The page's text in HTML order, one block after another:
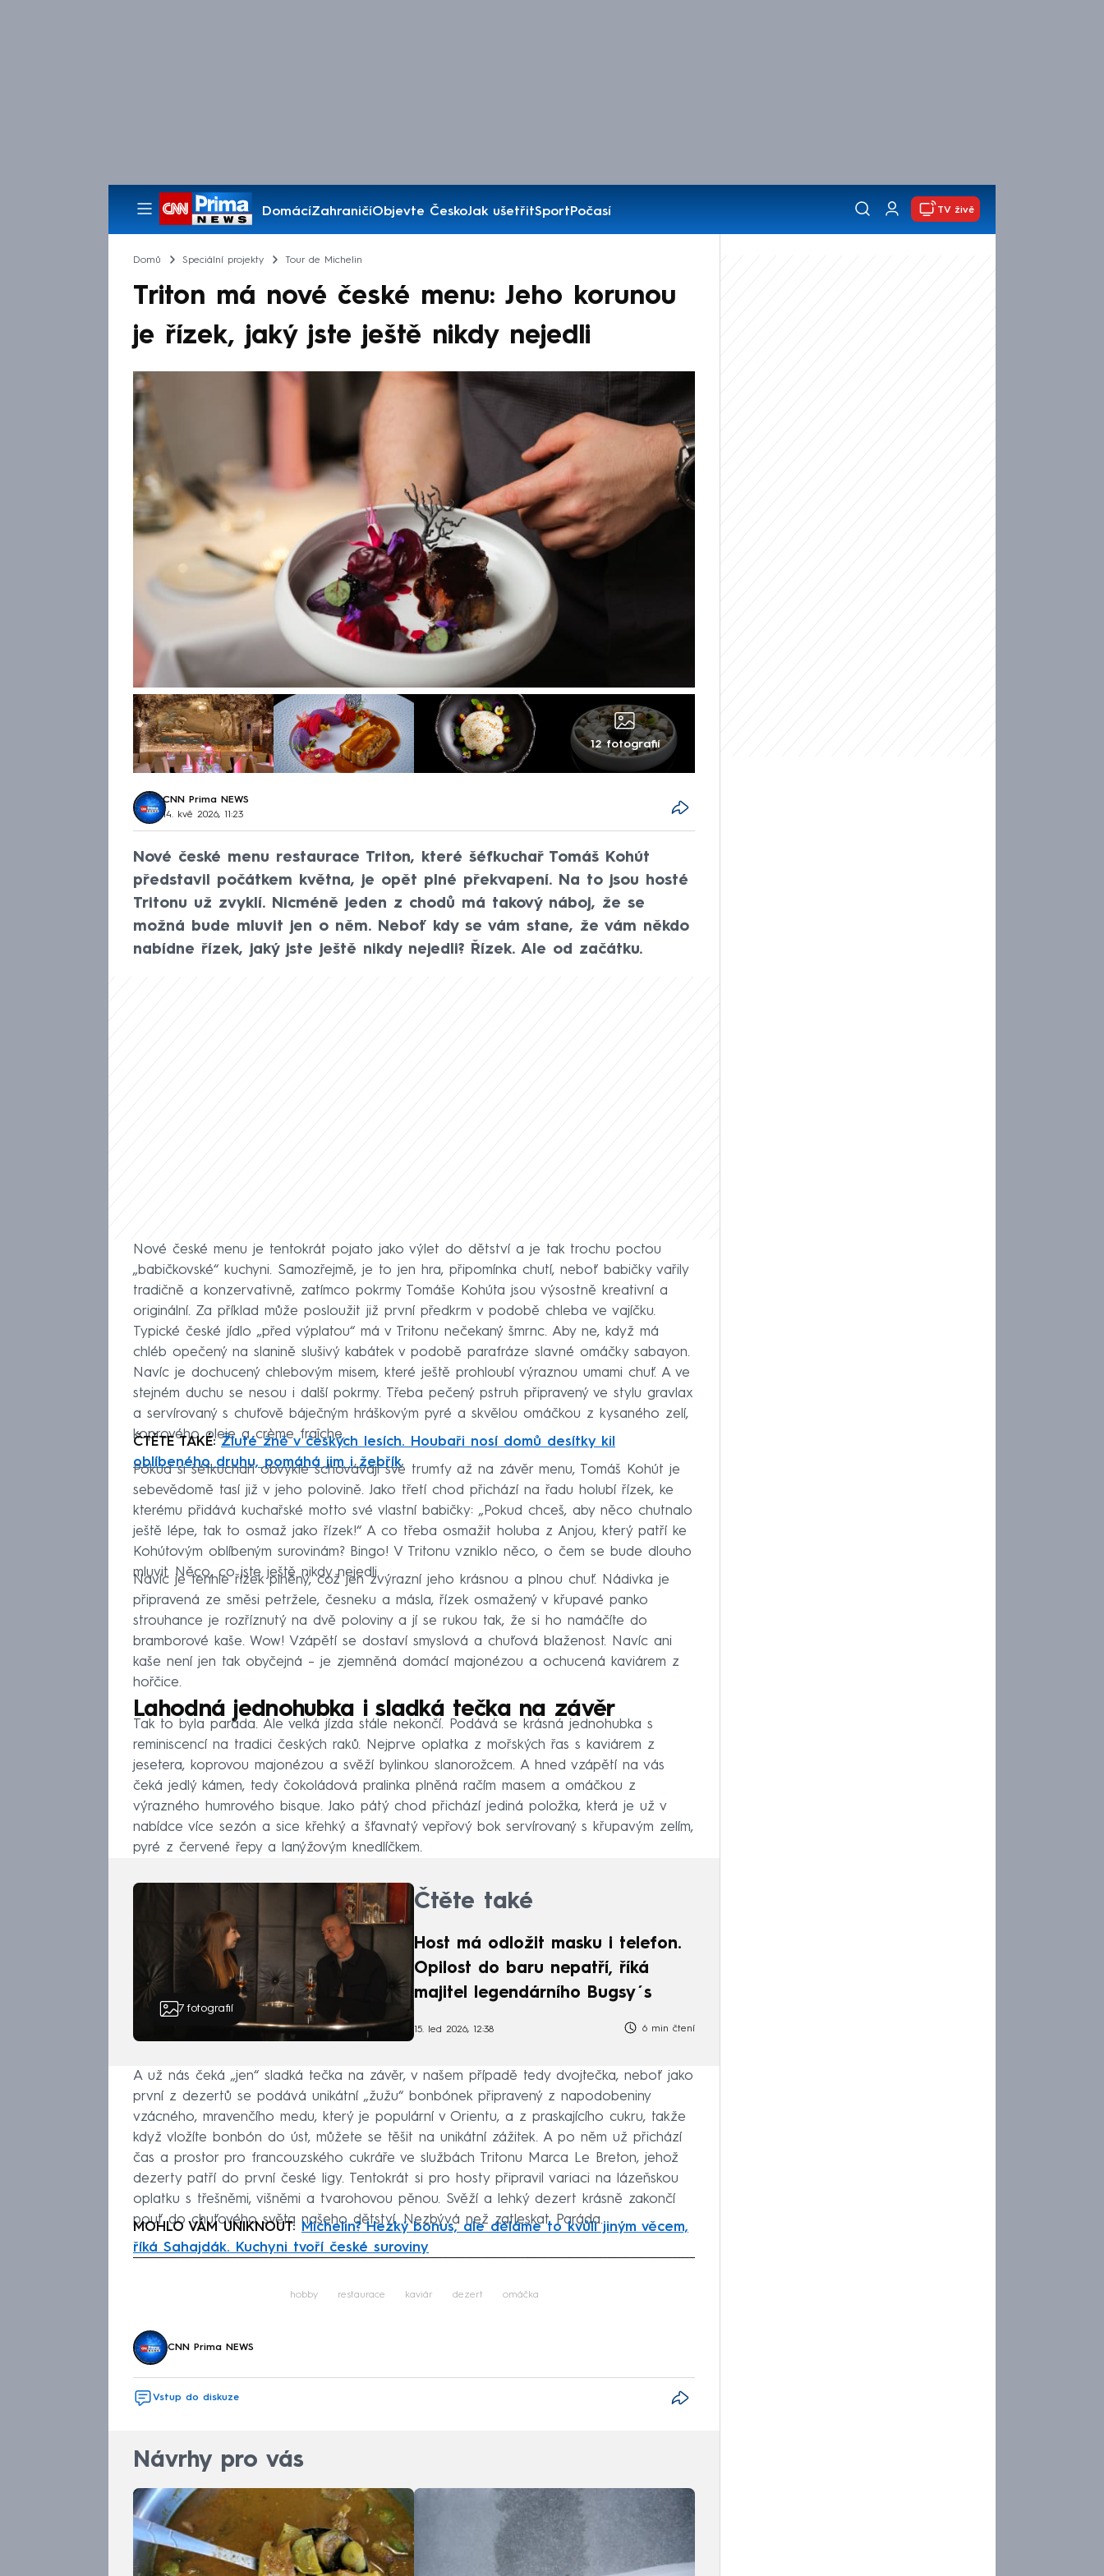
DomácíZahraničíObjevte ČeskoJak ušetřitSportPočasí
Pořady
TV živě
Domů Speciální projekty Tour de Michelin
Triton má nové české menu: Jeho korunou
je řízek, jaký jste ještě nikdy nejedli
12 fotografií
CNN Prima NEWS
14. kvě 2026, 11:23
Nové české menu restaurace Triton, které šéfkuchař Tomáš Kohút
představil počátkem května, je opět plné překvapení. Na to jsou hosté
Tritonu už zvyklí. Nicméně jeden z chodů má takový náboj, že se
možná bude mluvit jen o něm. Neboť kdy se vám stane, že vám někdo
nabídne řízek, jaký jste ještě nikdy nejedli? Řízek. Ale od začátku.
Nové české menu je tentokrát pojato jako výlet do dětství a je tak trochu poctou
„babičkovské“ kuchyni. Samozřejmě, je to jen hra, připomínka chutí, neboť babičky vařily
tradičně a konzervativně, zatímco pokrmy Tomáše Kohúta jsou výsostně kreativní a
originální. Za příklad může posloužit již první předkrm v podobě chleba ve vajíčku.
Typické české jídlo „před výplatou“ má v Tritonu nečekaný šmrnc. Aby ne, když má
chléb opečený na slanině slušivý kabátek v podobě parafráze slavné omáčky sabayon.
Navíc je dochucený chlebovým misem, které ještě prohloubí výraznou umami chuť. A ve
stejném duchu se nesou i další pokrmy. Třeba pečený pstruh připravený ve stylu gravlax
a servírovaný s chuťově báječným hráškovým pyré a skvělou omáčkou z kysaného zelí,
koprového oleje a crème fraîche.
ČTĚTE TAKÉ:Žluté žně v českých lesích. Houbaři nosí domů desítky kil
oblíbeného druhu, pomáhá jim i žebřík
Pokud si šéfkuchaři obvykle schovávají své trumfy až na závěr menu, Tomáš Kohút je
sebevědomě tasí již v jeho polovině. Jako třetí chod přichází na řadu holubí řízek, ke
kterému přidává kuchařské motto své vlastní babičky: „Pokud chceš, aby něco chutnalo
ještě lépe, tak to osmaž jako řízek!“ A co třeba osmažit holuba z Anjou, který patří ke
Kohútovým oblíbeným surovinám? Bingo! V Tritonu vzniklo něco, o čem se bude dlouho
mluvit. Něco, co jste ještě nikdy nejedli.
Navíc je tenhle řízek plněný, což jen zvýrazní jeho krásnou a plnou chuť. Nádivka je
připravená ze směsi petržele, česneku a másla, řízek osmažený v křupavé panko
strouhance je rozříznutý na dvě poloviny a jí se rukou tak, že si ho namáčíte do
bramborové kaše. Wow! Vzápětí se dostaví smyslová a chuťová blaženost. Navíc ani
kaše není jen tak obyčejná – je zjemněná domácí majonézou a ochucená kaviárem z
hořčice.
Lahodná jednohubka i sladká tečka na závěr
Tak to byla paráda. Ale velká jízda stále nekončí. Podává se krásná jednohubka s
reminiscencí na tradici českých raků. Nejprve oplatka z mořských řas s kaviárem z
jesetera, koprovou majonézou a svěží bylinkou slanorožcem. A hned vzápětí na vás
čeká jedlý kámen, tedy čokoládová pralinka plněná račím masem a omáčkou z
výrazného humrového bisque. Jako pátý chod přichází jediná položka, která je už v
nabídce více sezón a sice křehký a šťavnatý vepřový bok servírovaný s křupavým zelím,
pyré z červené řepy a lanýžovým knedlíčkem.
7 fotografií
Čtěte také
Host má odložit masku i telefon.
Opilost do baru nepatří, říká
majitel legendárního Bugsy´s
15. led 2026, 12:38 6 min čtení
A už nás čeká „jen“ sladká tečka na závěr, v našem případě tedy dvojtečka, neboť jako
první z dezertů se podává unikátní „žužu“ bonbónek připravený z napodobeniny
vzácného, mravenčího medu, který je populární v Orientu, a z praskajícího cukru, takže
když vložíte bonbón do úst, můžete se těšit na unikátní zážitek. A po něm už přichází
čas a prostor pro francouzského cukráře ve službách Tritonu Marca Le Breton, jehož
dezerty patří do první české ligy. Tentokrát si pro hosty připravil variaci na lázeňskou
oplatku s třešněmi, višněmi a tvarohovou pěnou. Svěží a lehký dezert krásně zakončí
pouť do chuťového světa našeho dětství. Nezbývá než zatleskat. Paráda.
MOHLO VÁM UNIKNOUT: Michelin? Hezký bonus, ale děláme to kvůli jiným věcem,
říká Sahajdák. Kuchyni tvoří české suroviny
hobby restaurace kaviár dezert omáčka
CNN Prima NEWS
Vstup do diskuze
Návrhy pro vás